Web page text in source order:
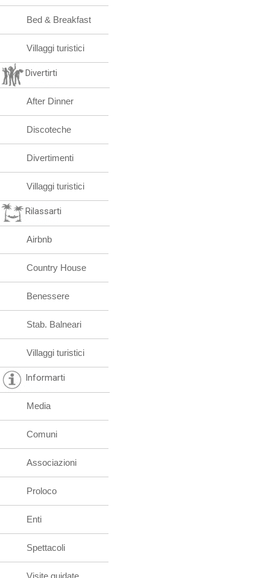
Bed & Breakfast
Villaggi turistici
Divertirti
After Dinner
Discoteche
Divertimenti
Villaggi turistici
Rilassarti
Airbnb
Country House
Benessere
Stab. Balneari
Villaggi turistici
Informarti
Media
Comuni
Associazioni
Proloco
Enti
Spettacoli
Visite guidate